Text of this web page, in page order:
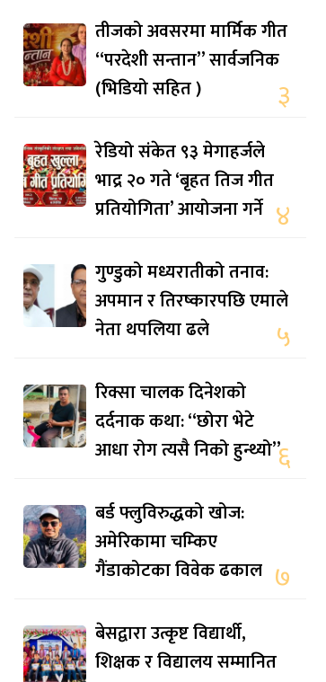
तीजको अवसरमा मार्मिक गीत
“परदेशी सन्तान” सार्वजनिक
(भिडियो सहित )
३
रेडियो संकेत ९३ मेगाहर्जले
भाद्र २० गते ‘बृहत तिज गीत
प्रतियोगिता’ आयोजना गर्ने ४
गुण्डुको मध्यरातीको तनाव:
अपमान र तिरष्कारपछि एमाले
नेता थपलिया ढले
५
रिक्सा चालक दिनेशको
दर्दनाक कथा: “छोरा भेटे
आधा रोग त्यसै निको हुन्थ्यो”६
बर्ड फ्लुविरुद्धको खोज:
अमेरिकामा चम्किए
गैंडाकोटका विवेक ढकाल ७
बेसद्वारा उत्कृष्ट विद्यार्थी,
शिक्षक र विद्यालय सम्मानित